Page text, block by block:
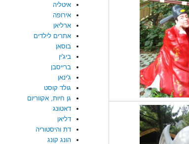
איטליה
אירופה
ארליאן
אתרים לילדים
בוסאן
ביג'ין
ברייסבן
ג'ינאן
גולד קוסט
גן חיות, אקווריום
דאטונג
דליאן
דת והיסטוריה
הונג קונג